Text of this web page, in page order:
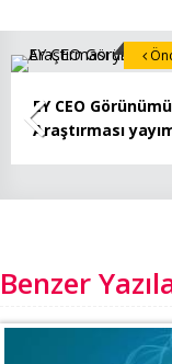
EY CEO
Araştırması
Benzer